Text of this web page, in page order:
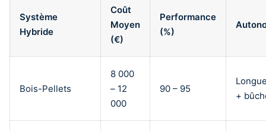
Système
Hybride
Coût
Moyen
(€)
Performance
(%)
Bois-Pellets
8 000
– 12
000
90 – 95
+